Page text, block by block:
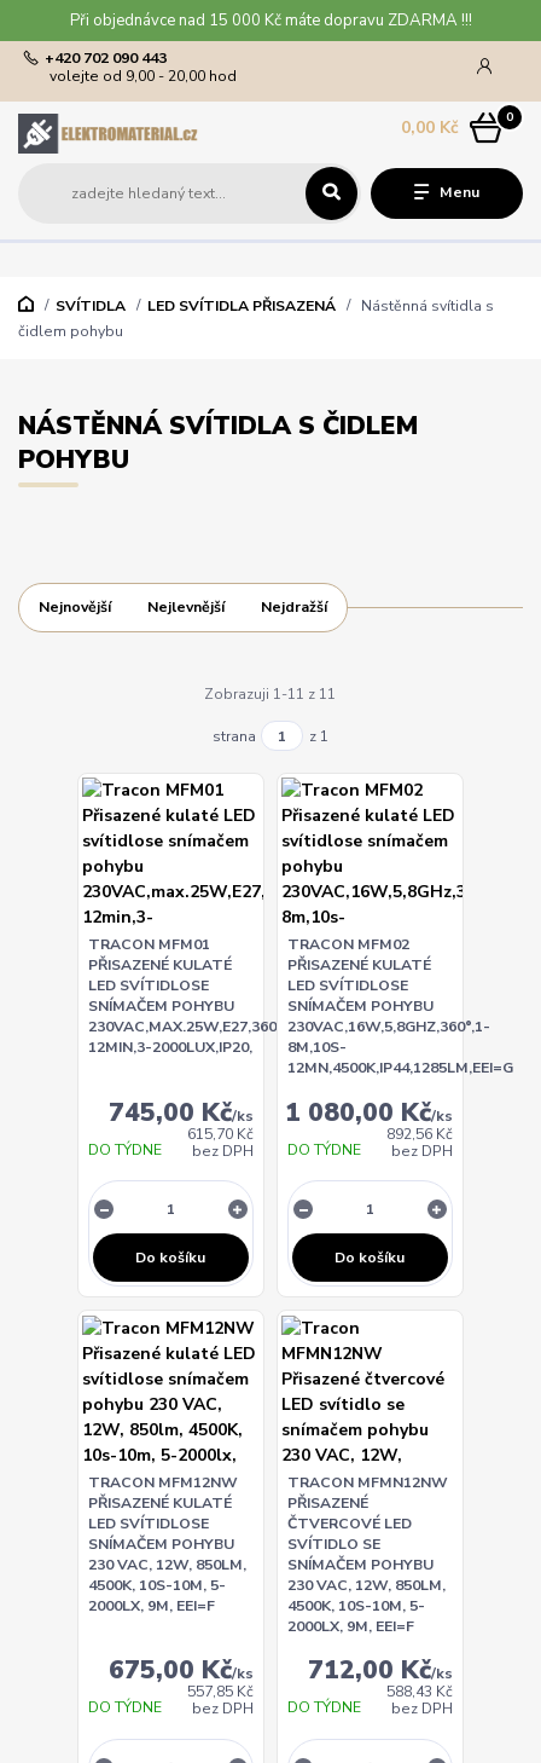
Při objednávce nad 15 000 Kč máte dopravu ZDARMA !!!
Menu
+420 702 090 443
volejte od 9,00 - 20,00 hod
0
0,00 Kč
SVÍTIDLA LED SVÍTIDLA PŘISAZENÁ
Nástěnná svítidla s
čidlem pohybu
NÁSTĚNNÁ SVÍTIDLA S ČIDLEM
POHYBU
Nejnovější Nejlevnější Nejdražší
Zobrazuji 1-11 z 11
strana z 1
TRACON MFM01
PŘISAZENÉ KULATÉ
LED SVÍTIDLOSE
SNÍMAČEM POHYBU
230VAC,MAX.25W,E27,360°,10S-
12MIN,3-2000LUX,IP20,
745,00 Kč/ks
615,70 Kč
bez DPH
DO TÝDNE
Do košíku
TRACON MFM02
PŘISAZENÉ KULATÉ
LED SVÍTIDLOSE
SNÍMAČEM POHYBU
230VAC,16W,5,8GHZ,360°,1-
8M,10S-
12MN,4500K,IP44,1285LM,EEI=G
1 080,00 Kč/ks
892,56 Kč
bez DPH
DO TÝDNE
Do košíku
TRACON MFM12NW
PŘISAZENÉ KULATÉ
LED SVÍTIDLOSE
SNÍMAČEM POHYBU
230 VAC, 12W, 850LM,
4500K, 10S-10M, 5-
2000LX, 9M, EEI=F
675,00 Kč/ks
557,85 Kč
bez DPH
DO TÝDNE
TRACON MFMN12NW
PŘISAZENÉ
ČTVERCOVÉ LED
SVÍTIDLO SE
SNÍMAČEM POHYBU
230 VAC, 12W, 850LM,
4500K, 10S-10M, 5-
2000LX, 9M, EEI=F
712,00 Kč/ks
588,43 Kč
bez DPH
DO TÝDNE